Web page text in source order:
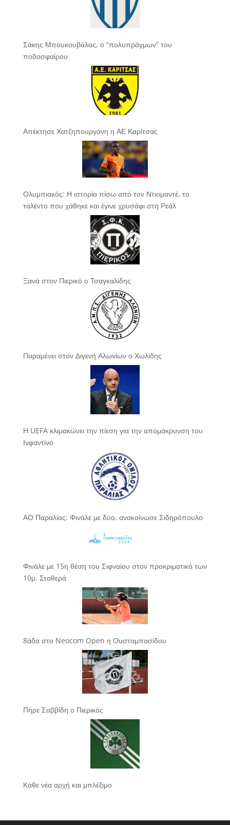
Σάκης Μπουκουβάλας, ο “πολυπράγμων” του
ποδοσφαίρου
Απέκτησε Χατζηπουργάνη η ΑΕ Καρίτσας
Ολυμπιακός: Η ιστορία πίσω από τον Ντιομαντέ, το
ταλέντο που χάθηκε και έγινε χρυσάφι στη Ρεάλ
Ξανά στον Πιερικό ο Τσαγκαλίδης
Παραμένει στον Διγενή Αλωνίων ο Χωλίδης
Η UEFA κλιμακώνει την πίεση για την απομάκρυνση του
Ινφαντίνο
ΑΟ Παραλίας: Φινάλε με δύο, ανακοίνωσε Σιδηρόπουλο
Φινάλε με 15η θέση του Σιφναίου στον προκριματικό των
10μ. Σταθερά
8άδα στο Neocom Open η Ουσταμπασίδου
Πήρε Σαββίδη ο Πιερικός
Κάθε νέα αρχή και μπλέξιμο